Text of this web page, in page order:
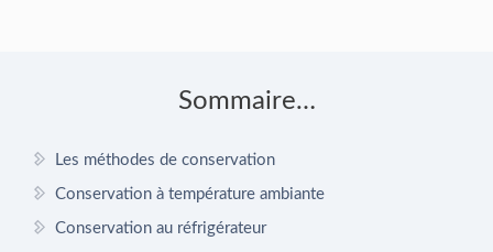
Sommaire…
Les méthodes de conservation
Conservation à température ambiante
Conservation au réfrigérateur